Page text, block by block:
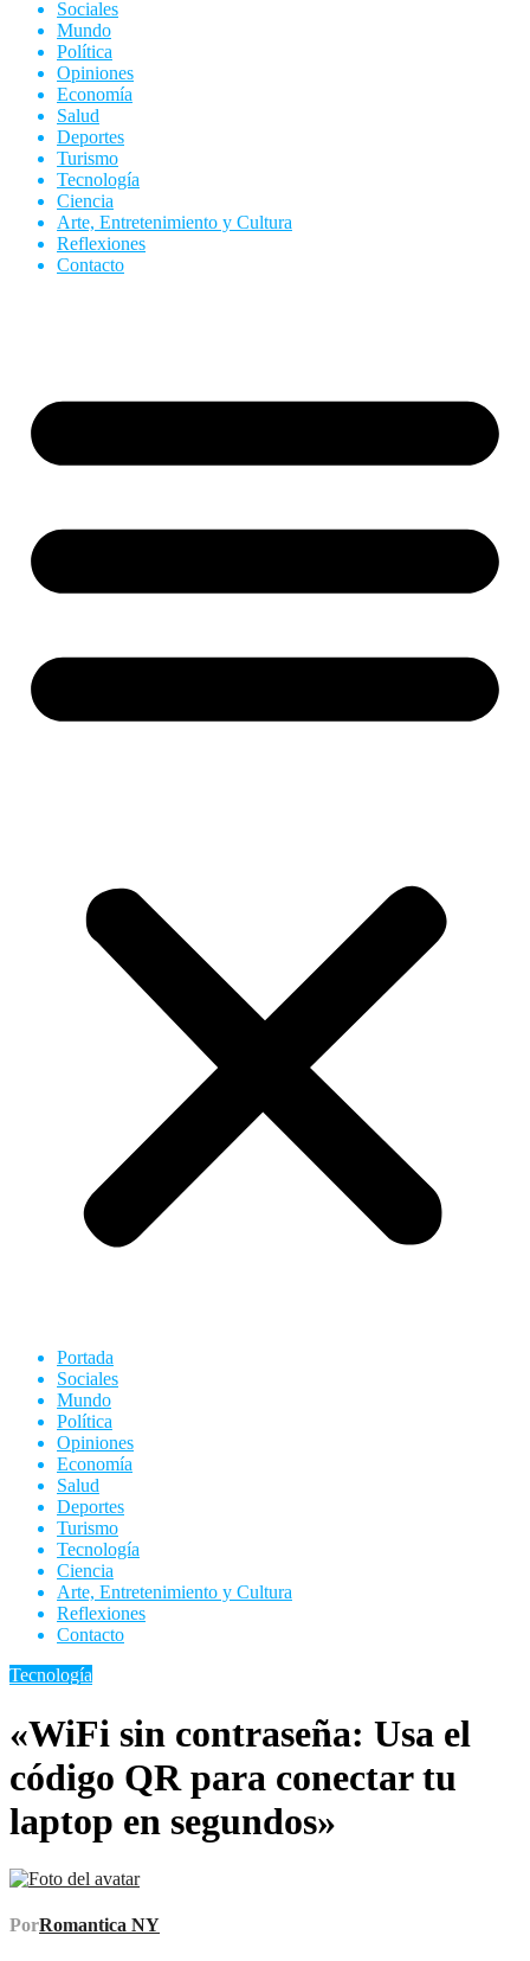
Sociales
Mundo
Política
Opiniones
Economía
Salud
Deportes
Turismo
Tecnología
Ciencia
Arte, Entretenimiento y Cultura
Reflexiones
Contacto
Portada
Sociales
Mundo
Política
Opiniones
Economía
Salud
Deportes
Turismo
Tecnología
Ciencia
Arte, Entretenimiento y Cultura
Reflexiones
Contacto
Tecnología
«WiFi sin contraseña: Usa el
código QR para conectar tu
laptop en segundos»
PorRomantica NY